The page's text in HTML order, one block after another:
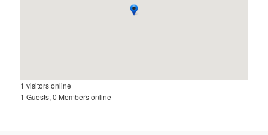
1 visitors online
1 Guests, 0 Members online